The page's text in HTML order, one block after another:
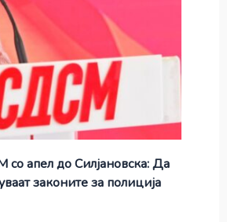
апел до Силјановска: Да
законите за полиција